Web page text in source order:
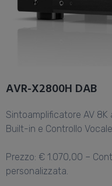
AVR-X2800H DAB
Sintoamplificatore AV 8K
Built-in e Controllo Vocale
Prezzo: € 1.070,00 –
personalizzata.